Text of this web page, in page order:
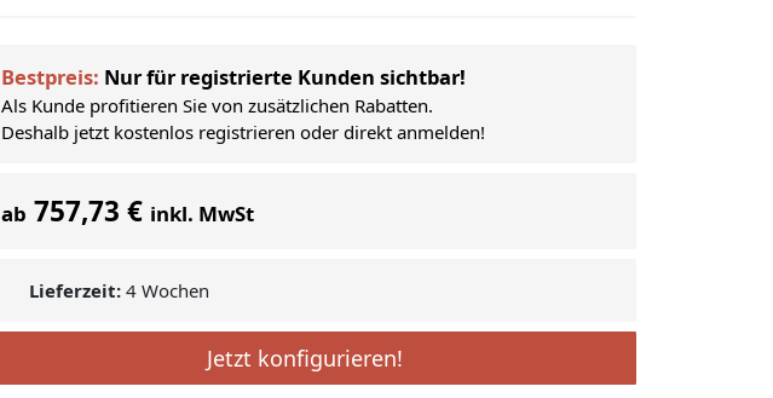
Bestpreis: Nur für registrierte Kunden sichtbar!
Als Kunde profitieren Sie von zusätzlichen Rabatten.
Deshalb jetzt kostenlos registrieren oder direkt anmelden!
ab 757,73 € inkl. MwSt
Lieferzeit: 4 Wochen
Jetzt konfigurieren!